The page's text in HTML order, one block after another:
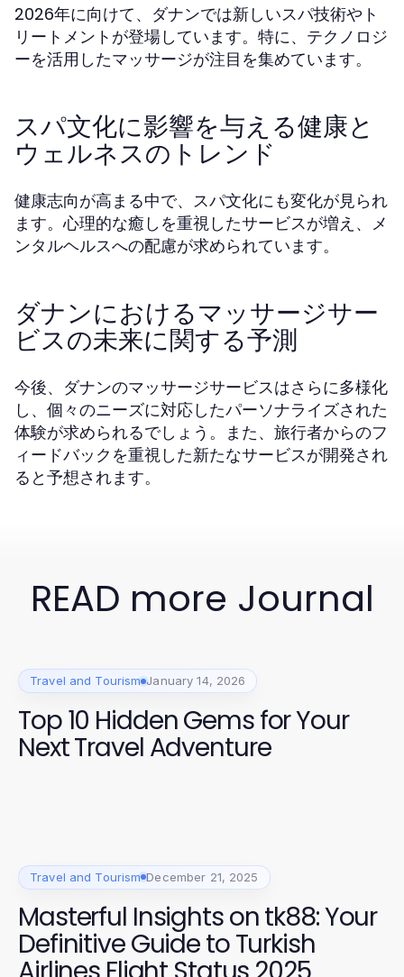
2026年に向けて、ダナンでは新しいスパ技術やト
リートメントが登場しています。特に、テクノロジ
ーを活用したマッサージが注目を集めています。
スパ文化に影響を与える健康と
ウェルネスのトレンド
健康志向が高まる中で、スパ文化にも変化が見られ
ます。心理的な癒しを重視したサービスが増え、メ
ンタルヘルスへの配慮が求められています。
ダナンにおけるマッサージサー
ビスの未来に関する予測
今後、ダナンのマッサージサービスはさらに多様化
し、個々のニーズに対応したパーソナライズされた
体験が求められるでしょう。また、旅行者からのフ
ィードバックを重視した新たなサービスが開発され
ると予想されます。
READ more Journal
Travel and Tourism January 14, 2026
Top 10 Hidden Gems for Your
Next Travel Adventure
Travel and Tourism December 21, 2025
Masterful Insights on tk88: Your
Definitive Guide to Turkish